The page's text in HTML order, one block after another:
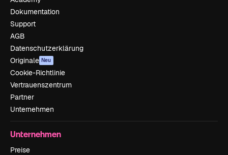
Dokumentation
Support
AGB
Datenschutzerklärung
Originale Neu
Cookie-Richtlinie
Vertrauenszentrum
Partner
Unternehmen
Unternehmen
Preise